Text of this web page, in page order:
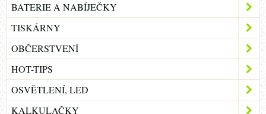
BATERIE A NABÍJEČKY
TISKÁRNY
OBČERSTVENÍ
HOT-TIPS
OSVĚTLENÍ, LED
KALKULAČKY